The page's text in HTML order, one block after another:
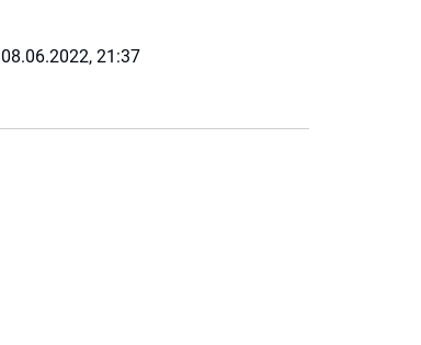
08.06.2022, 21:37